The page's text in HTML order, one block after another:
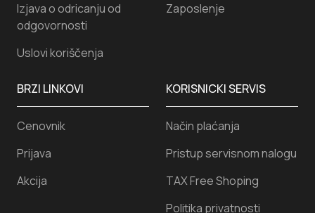
KORISNICKI SERVIS
Način plaćanja
Pristup servisnom nalogu
TAX Free Shoping
Politika privatnosti
Izjava o odricanju od
odgovornosti
Uslovi koriščenja
Zaposlenje
BRZI LINKOVI
Cenovnik
Prijava
Akcija